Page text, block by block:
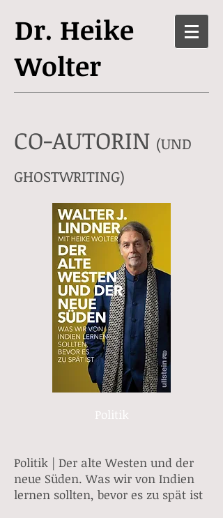
Dr. Heike
Wolter
CO-AUTORIN (UND
GHOSTWRITING)
Politik
Politik | Der alte Westen und der
neue Süden. Was wir von Indien
lernen sollten, bevor es zu spät ist